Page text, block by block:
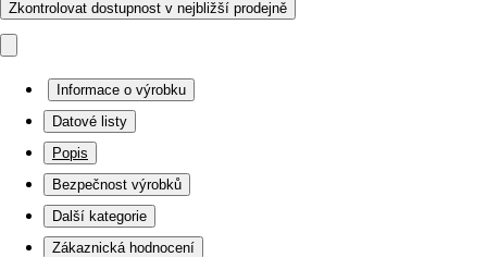
Zkontrolovat dostupnost v nejbližší prodejně
Informace o výrobku
Datové listy
Popis
Bezpečnost výrobků
Další kategorie
Zákaznická hodnocení